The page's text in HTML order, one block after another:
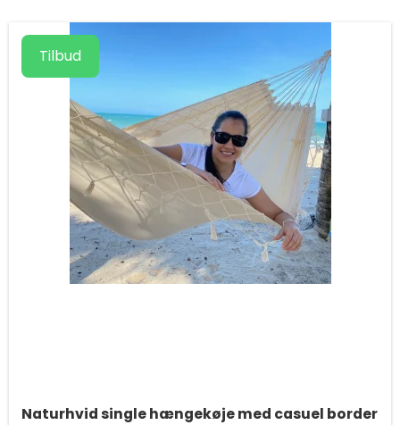
Tilbud
Naturhvid single hængekøje med casuel border